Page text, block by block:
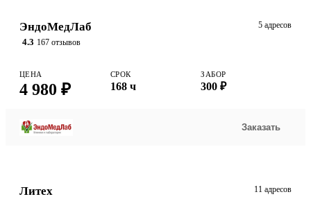
ЭндоМедЛаб
4.3 167 отзывов
5 адресов
ЦЕНА
4 980 ₽
СРОК
168 ч
ЗАБОР
300 ₽
Заказать
Литех 11 адресов